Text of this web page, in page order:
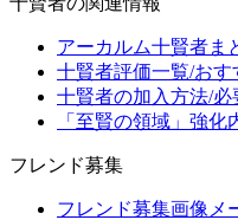
アーカルム十賢者ま
十賢者評価一覧/おす
十賢者の加入方法/必
「至賢の領域」強化
フレンド募集
フレンド募集画像メ